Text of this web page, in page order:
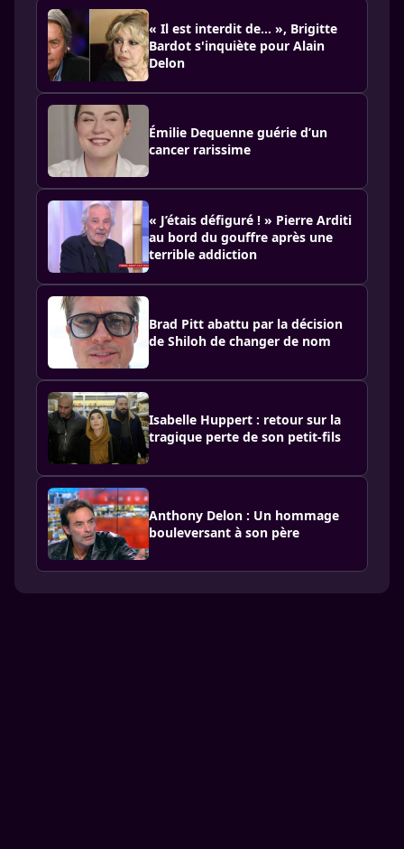
« Il est interdit de... », Brigitte
Bardot s'inquiète pour Alain
Delon
Émilie Dequenne guérie d’un
cancer rarissime
« J’étais défiguré ! » Pierre Arditi
au bord du gouffre après une
terrible addiction
Brad Pitt abattu par la décision
de Shiloh de changer de nom
Isabelle Huppert : retour sur la
tragique perte de son petit-fils
Anthony Delon : Un hommage
bouleversant à son père